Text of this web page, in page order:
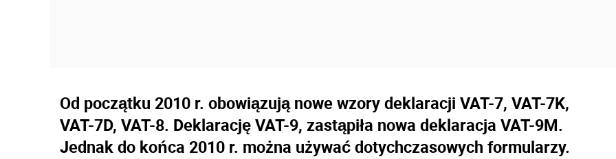
Od początku 2010 r. obowiązują nowe wzory deklaracji VAT-7, VAT-7K,
VAT-7D, VAT-8. Deklarację VAT-9, zastąpiła nowa deklaracja VAT-9M.
Jednak do końca 2010 r. można używać dotychczasowych formularzy.